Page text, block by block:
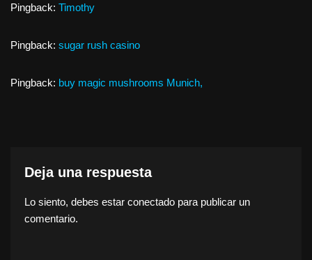
Pingback: Timothy
Pingback: sugar rush casino
Pingback: buy magic mushrooms Munich,
Deja una respuesta
Lo siento, debes estar conectado para publicar un
comentario.